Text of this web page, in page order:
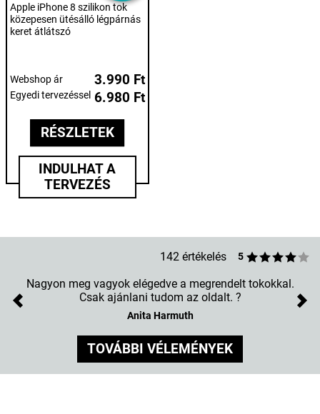
Apple iPhone 8 szilikon tok
közepesen ütésálló légpárnás
keret átlátszó
Webshop ár 3.990 Ft
Egyedi tervezéssel 6.980 Ft
RÉSZLETEK
INDULHAT A
TERVEZÉS
142 értékelés 5
Nagyon meg vagyok elégedve a megrendelt tokokkal.
Csak ajánlani tudom az oldalt. ?
Anita Harmuth
Previous
TOVÁBBI VÉLEMÉNYEK